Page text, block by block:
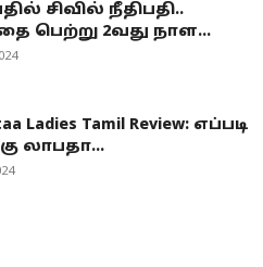
சிவில் நீதிபதி..
பெற்று 2வது நாள...
Ladies Tamil Review: எப்படி
லாபதா...